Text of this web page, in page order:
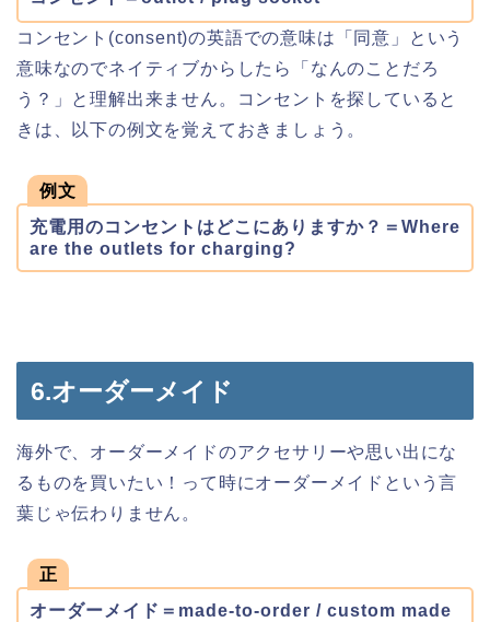
コンセント(consent)の英語での意味は「同意」という
意味なのでネイティブからしたら「なんのことだろ
う？」と理解出来ません。コンセントを探していると
きは、以下の例文を覚えておきましょう。
例文
充電用のコンセントはどこにありますか？＝Where
are the outlets for charging?
6.オーダーメイド
海外で、オーダーメイドのアクセサリーや思い出にな
るものを買いたい！って時にオーダーメイドという言
葉じゃ伝わりません。
正
オーダーメイド＝made-to-order / custom made